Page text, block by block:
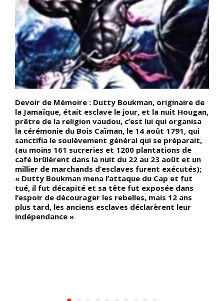
Devoir de Mémoire : Dutty Boukman, originaire de
la Jamaïque, était esclave le jour, et la nuit Hougan,
prêtre de la religion vaudou, c’est lui qui organisa
la cérémonie du Bois Caïman, le 14 août 1791, qui
sanctifia le soulèvement général qui se préparait,
(au moins 161 sucreries et 1200 plantations de
café brûlèrent dans la nuit du 22 au 23 août et un
millier de marchands d’esclaves furent exécutés);
« Dutty Boukman mena l’attaque du Cap et fut
tué, il fut décapité et sa tête fut exposée dans
l’espoir de décourager les rebelles, mais 12 ans
plus tard, les anciens esclaves déclarèrent leur
indépendance »